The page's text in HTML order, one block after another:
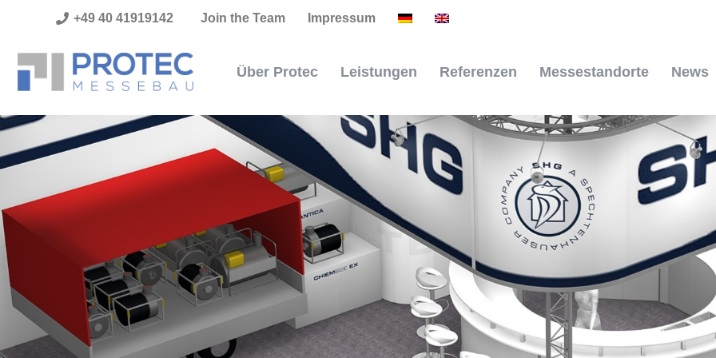
+49 40 41919142 Join the Team Impressum
Über Protec Leistungen Referenzen Messestandorte News